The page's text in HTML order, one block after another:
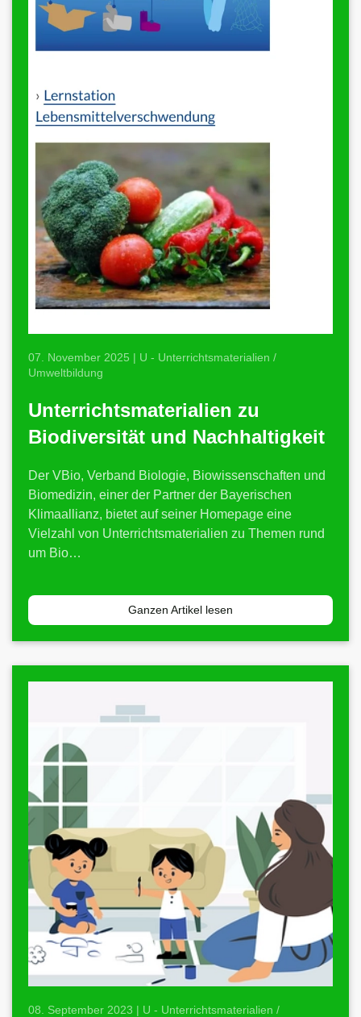
07. November 2025 | U - Unterrichtsmaterialien /
Umweltbildung
Unterrichtsmaterialien zu
Biodiversität und Nachhaltigkeit
Der VBio, Verband Biologie, Biowissenschaften und
Biomedizin, einer der Partner der Bayerischen
Klimaallianz, bietet auf seiner Homepage eine
Vielzahl von Unterrichtsmaterialien zu Themen rund
um Bio…
Ganzen Artikel lesen
08. September 2023 | U - Unterrichtsmaterialien /